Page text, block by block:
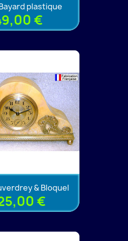
plastique
€
& Bloquel
€